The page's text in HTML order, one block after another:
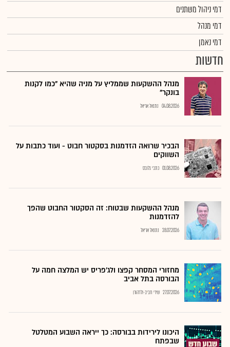
דמי ניהול משתנים
דמי מנהל
דמי נאמן
חדשות
מנהל ההשקעות שממליץ על מניה שהיא "כמו לקנות
בונקר"
04.08.2026 נתנאל אריאל
הבכיר שרואה הזדמנות בסקטור חבוט - ועוד כתבות על
השווקים
01.08.2026 כתבי גלובס
מנהל ההשקעות שבטוח: זה הסקטור החבוט שהפך
להזדמנות
28.07.2026 נתנאל אריאל
מחזורי המסחר קפצו ולג'פריס יש המלצה חמה על
הבורסה בתל אביב
27.07.2026 שירי חביב-ולדהורן
היכונו לירידות בבורסה: כך ייראה השבוע המטלטל
שבפתח